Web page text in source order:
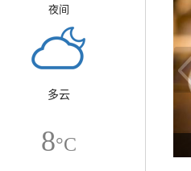
夜间
多云
8°C